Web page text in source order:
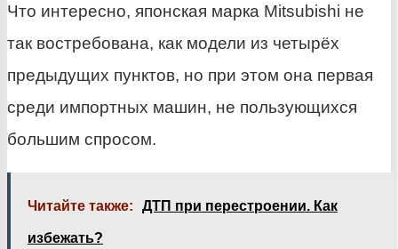
Что интересно, японская марка Mitsubishi не
так востребована, как модели из четырёх
предыдущих пунктов, но при этом она первая
среди импортных машин, не пользующихся
большим спросом.
Читайте также: ДТП при перестроении. Как
избежать?